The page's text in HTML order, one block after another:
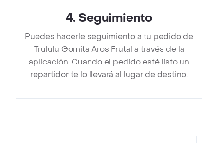
4. Seguimiento
Puedes hacerle seguimiento a tu pedido de
Trululu Gomita Aros Frutal a través de la
aplicación. Cuando el pedido esté listo un
repartidor te lo llevará al lugar de destino.